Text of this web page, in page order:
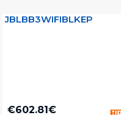
JBLBB3WIFIBLKEP
€602.81€